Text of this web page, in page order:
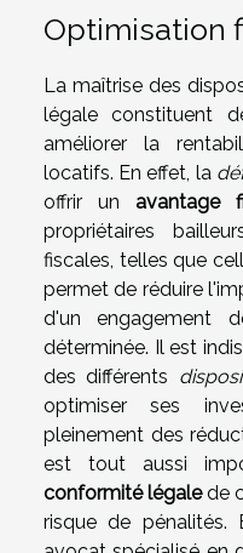
Optimisation
La maîtrise des
légale constituent
améliorer la
locatifs. En effet, la
offrir un avantage
propriétaires
fiscales, telles que
permet de réduire
d'un engagement
déterminée. Il est
des différents
optimiser ses
pleinement des
est tout aussi
conformité légalede
risque de pénalités.